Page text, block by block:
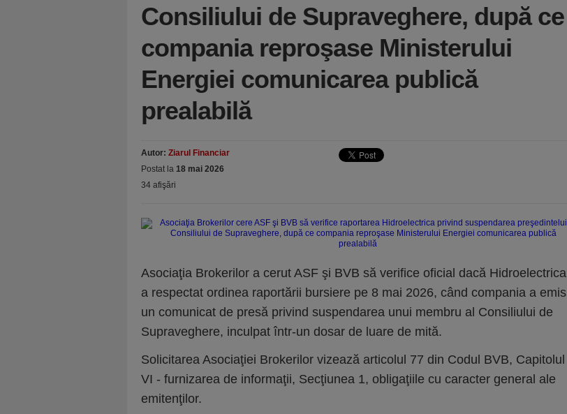
Consiliului de Supraveghere, după ce
compania reproşase Ministerului
Energiei comunicarea publică
prealabilă
Autor: Ziarul Financiar
Postat la 18 mai 2026
34 afişări
Asociaţia Brokerilor a cerut ASF şi BVB să verifice oficial dacă Hidroelectrica
a respectat ordinea raportării bursiere pe 8 mai 2026, când compania a emis
un comunicat de presă privind suspendarea unui membru al Consiliului de
Supraveghere, inculpat într-un dosar de luare de mită.
Solicitarea Asociaţiei Brokerilor vizează articolul 77 din Codul BVB, Capitolul
VI - furnizarea de informaţii, Secţiunea 1, obligaţiile cu caracter general ale
emitenţilor.